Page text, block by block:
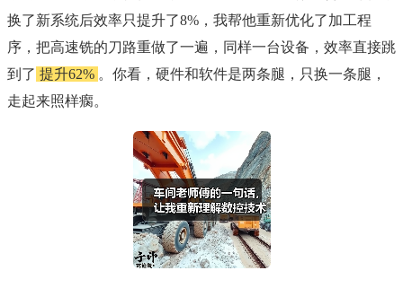
换了新系统后效率只提升了8%，我帮他重新优化了加工程
序，把高速铣的刀路重做了一遍，同样一台设备，效率直接跳
到了 提升62% 。你看，硬件和软件是两条腿，只换一条腿，
走起来照样瘸。